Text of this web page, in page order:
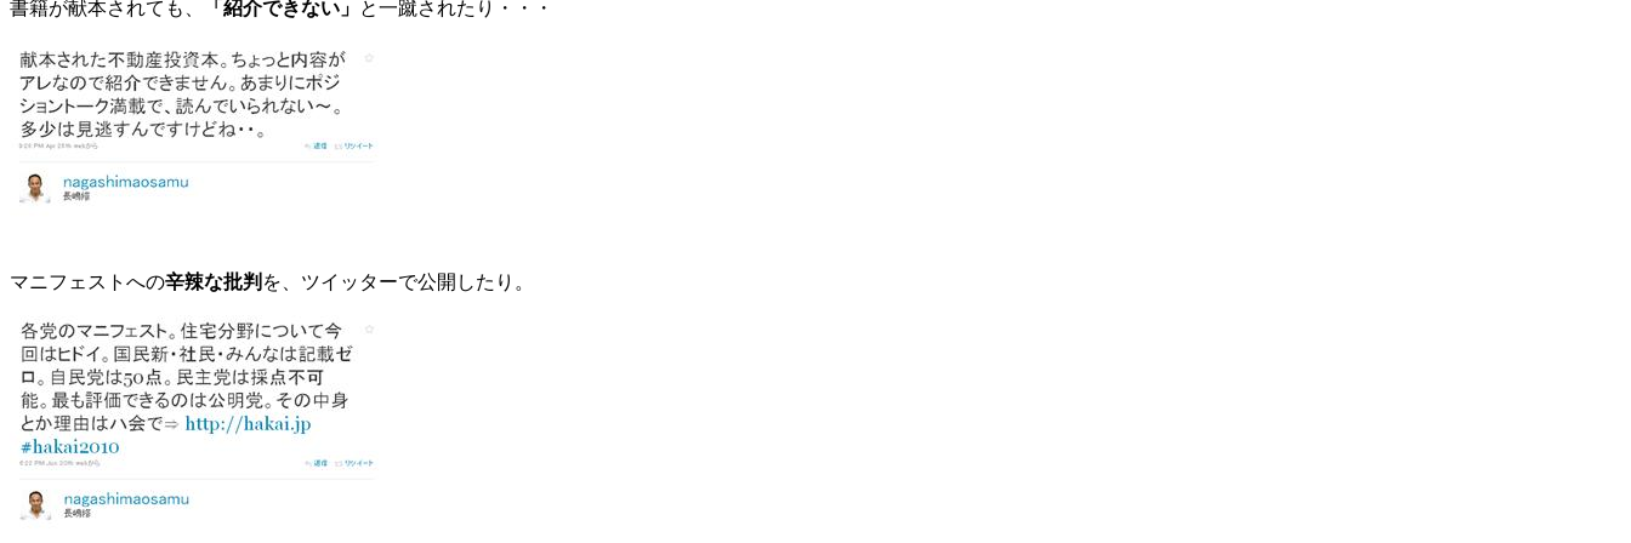
書籍が献本されても、 「紹介できない」 と一蹴されたり・・・
マニフェストへの辛辣な批判 を、ツイッターで公開したり。